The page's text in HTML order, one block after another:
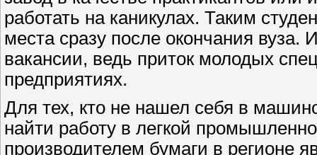
работать на каникулах. Таким
места сразу после окончания
вакансии, ведь приток молодых
предприятиях.
Для тех, кто не нашел себя в
найти работу в легкой
производителем бумаги в регионе